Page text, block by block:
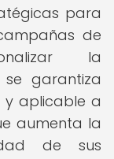
para
de
la
garantiza
y aplicable a
aumenta la
de sus